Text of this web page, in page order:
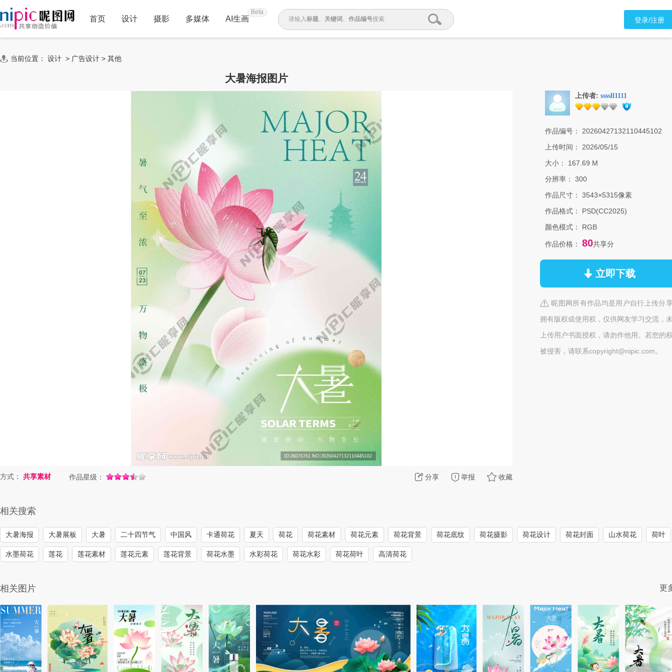
首页 设计 摄影 多媒体 AI生画
Beta
请输入标题、 关键词 、 作品编号搜索 登录/注册
当前位置： 设计 > 广告设计 > 其他
大暑海报图片
分享 举报 收藏
方式： 共享素材 作品星级：
上传者: ssssll1111
作品编号：
20260427132110445102
上传时间：
2026/05/15
大小：
167.69 M
分辨率：
300
作品尺寸：
3543×5315像素
作品格式：
PSD(CC2025)
颜色模式：
RGB
作品价格： 80共享分
立即下载
昵图网所有作品均是用户自行上传分
拥有版权或使用权，仅供网友学习交流，
上传用户书面授权，请勿作他用。若您的
被侵害，请联系copyright@nipic.com。
相关搜索
大暑海报 大暑展板 大暑 二十四节气 中国风 卡通荷花 夏天 荷花 荷花素材 荷花元素 荷花背景 荷花底纹 荷花摄影 荷花设计 荷花封面 山水荷花 荷叶
水墨荷花 莲花 莲花素材 莲花元素 莲花背景 荷花水墨 水彩荷花 荷花水彩 荷花荷叶 高清荷花
相关图片 更